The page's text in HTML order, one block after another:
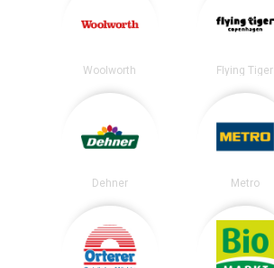
Woolworth Flying Tiger
Dehner Metro